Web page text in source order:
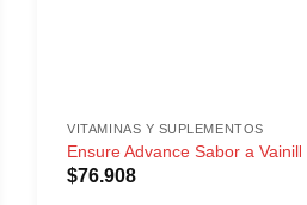
VITAMINAS Y SUPLEMENTOS
Ensure Advance Sabor a
$76.908